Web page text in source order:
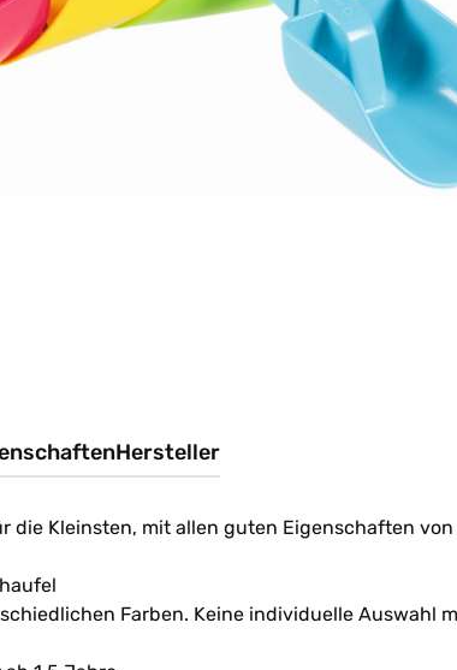
Hersteller
die Kleinsten, mit allen guten Eigenschaften
Farben. Keine individuelle Auswahl